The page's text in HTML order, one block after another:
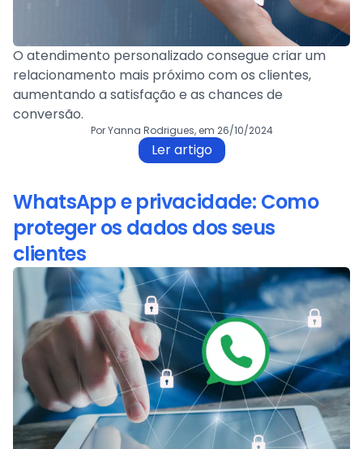
O atendimento personalizado consegue criar um
relacionamento mais próximo com os clientes,
aumentando a satisfação e as chances de
conversão.
Por Yanna Rodrigues, em 26/10/2024
Ler artigo
WhatsApp e privacidade: Como
proteger os dados dos seus
clientes